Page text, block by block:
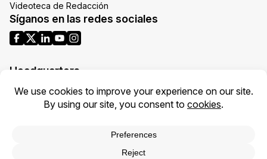
Videoteca de Redacción
Síganos en las redes sociales
Headquarters
1700 N Moore St Suite 1701
Arlington VA 22209